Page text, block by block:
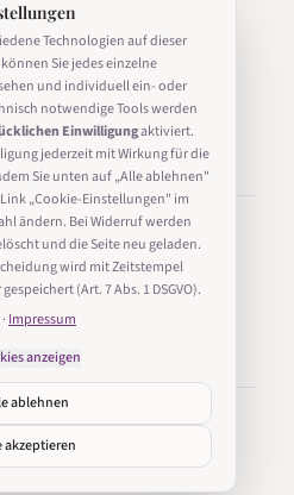
Alle Rechte vorbehalten.
mit
in Sachsen
Technologien auf dieser
Sie jedes einzelne
und individuell ein- oder
notwendige Tools werden
Einwilligungaktiviert.
jederzeit mit Wirkung für die
Sie unten auf „Alle ablehnen"
„Cookie-Einstellungen" im
ändern. Bei Widerruf werden
und die Seite neu geladen.
wird mit Zeitstempel
(Art. 7 Abs. 1 DSGVO).
· Impressum
anzeigen
ablehnen
akzeptieren